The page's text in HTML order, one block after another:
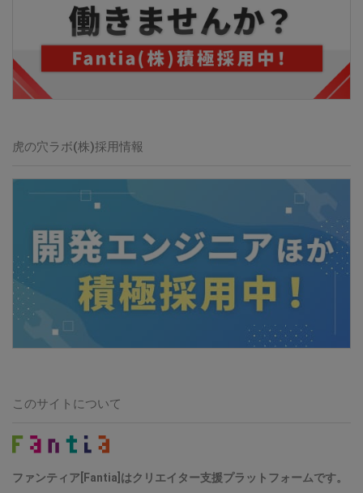
虎の穴ラボ(株)採用情報
このサイトについて
ファンティア[Fantia]はクリエイター支援プラットフォームです。